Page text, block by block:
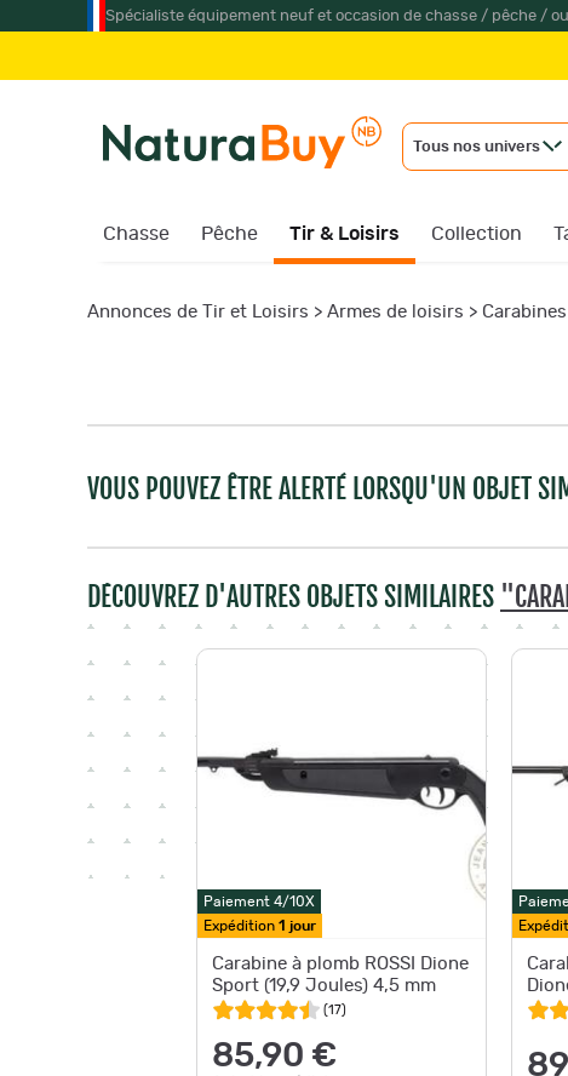
Spécialiste équipement neuf et occasion de chasse / pêche /
Tous nos univers
Chasse Pêche Tir & Loisirs Collection
Annonces de Tir et Loisirs > Armes de loisirs >
VOUS POUVEZ ÊTRE ALERTÉ LORSQU'UN OBJET
DÉCOUVREZ D'AUTRES OBJETS SIMILAIRES
Paiement 4/10X
Expédition 1 jour
Carabine à plomb ROSSI Dione
Sport (19,9 Joules) 4,5 mm
(17)
85,90 €